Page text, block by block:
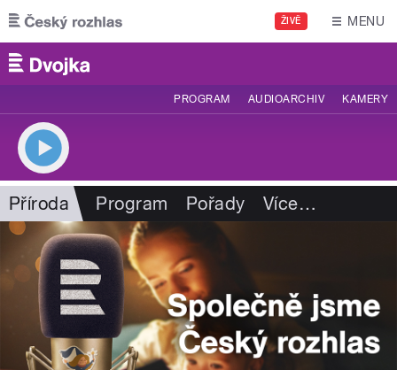
Přejít k hlavnímu obsahu
ŽIVĚ MENU
PROGRAM AUDIOARCHIV KAMERY
Příroda Program Pořady Více…